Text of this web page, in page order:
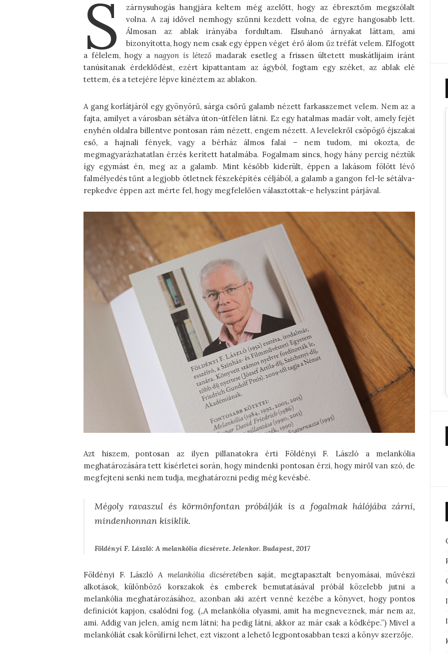
S
zárnysuhogás hangjára keltem még azelőtt, hogy az ébresztőm megszólalt
volna. A zaj idővel nemhogy szűnni kezdett volna, de egyre hangosabb lett.
Álmosan az ablak irányába fordultam. Elsuhanó árnyakat láttam, ami
bizonyította, hogy nem csak egy éppen véget érő álom űz tréfát velem. Elfogott
a félelem, hogy anagyon is létező madarak esetleg a frissen ültetett muskátlijaim iránt
tanúsítanak érdeklődést, ezért kipattantam az ágyból, fogtam egy széket, az ablak elé
tettem, és a tetejére lépve kinéztem az ablakon.
A gang korlátjáról egy gyönyörű, sárga csőrű galamb nézett farkasszemet velem. Nem az a
fajta, amilyet a városban sétálva úton-útfélen látni. Ez egy hatalmas madár volt, amely fejét
enyhén oldalra billentve pontosan rám nézett, engem nézett. A levelekről csöpögő éjszakai
eső, a hajnali fények, vagy a bérház álmos falai – nem tudom, mi okozta, de
megmagyarázhatatlan érzés kerített hatalmába. Fogalmam sincs, hogy hány percig néztük
így egymást én, meg az a galamb. Mint később kiderült, éppen a lakásom fölött lévő
falmélyedés tűnt a legjobb ötletnek fészeképítés céljából, a galamb a gangon fel-le sétálva-
repkedve éppen azt mérte fel, hogy megfelelően választottak-e helyszínt párjával.
Azt hiszem, pontosan az ilyen pillanatokra érti Földényi F. László a melankólia
meghatározására tett kísérletei során, hogy mindenki pontosan érzi, hogy miről van szó, de
megfejteni senki nem tudja, meghatározni pedig még kevésbé.
Mégoly ravaszul és körmönfontan próbálják is a fogalmak hálójába zárni,
mindenhonnan kisiklik.
Földényi F. László: A melankólia dicsérete. Jelenkor. Budapest, 2017
Földényi F. LászlóA melankólia dicséretében saját, megtapasztalt benyomásai, művészi
alkotások, különböző korszakok és emberek bemutatásával próbál közelebb jutni a
melankólia meghatározásához, azonban aki azért venné kezébe a könyvet, hogy pontos
definíciót kapjon, csalódni fog. („A melankólia olyasmi, amit ha megneveznek, már nem az,
ami. Addig van jelen, amíg nem látni; ha pedig látni, akkor az már csak a ködképe.”) Mivel a
melankóliát csak körülírni lehet, ezt viszont a lehető legpontosabban teszi a könyv szerzője.